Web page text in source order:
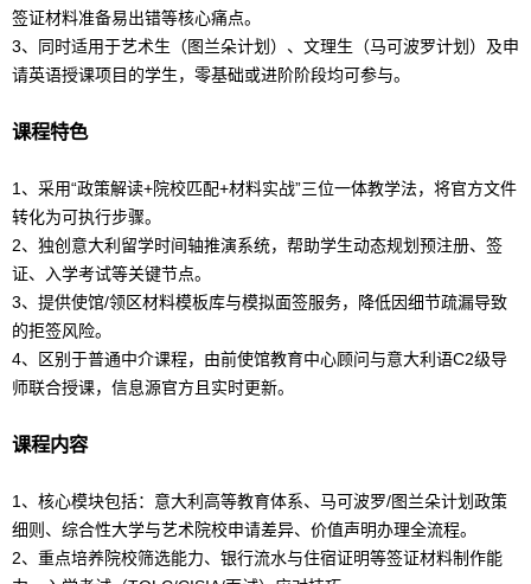
签证材料准备易出错等核心痛点。
3、同时适用于艺术生（图兰朵计划）、文理生（马可波罗计划）及申
请英语授课项目的学生，零基础或进阶阶段均可参与。
课程特色
1、采用“政策解读+院校匹配+材料实战”三位一体教学法，将官方文件
转化为可执行步骤。
2、独创 意大利 留学时间轴推演系统，帮助学生动态规划预注册、签
证、入学考试等关键节点。
3、提供使馆/领区材料模板库与模拟面签服务，降低因细节疏漏导致
的拒签风险。
4、区别于普通中介课程，由前使馆教育中心顾问与意大利语C2级导
师联合授课，信息源官方且实时更新。
课程内容
1、核心模块包括：意大利高等教育体系、马可波罗/图兰朵计划政策
细则、综合性大学与艺术院校申请差异、价值声明办理全流程。
2、重点培养院校筛选能力、银行流水与住宿证明等签证材料制作能